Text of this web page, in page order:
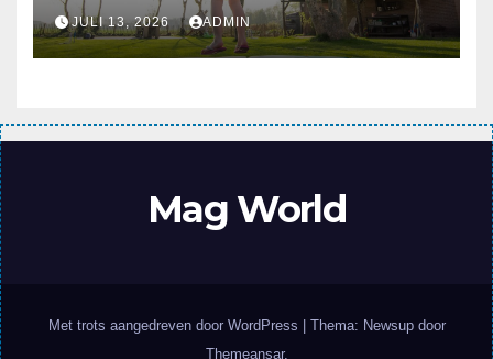
JULI 13, 2026 ADMIN
Mag World
Met trots aangedreven door WordPress
Thema: Newsup door
Themeansar.